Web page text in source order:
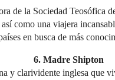
de la Sociedad Teosófica
como una viajera
en busca de más
6. Madre Shipton
y clarividente inglesa que